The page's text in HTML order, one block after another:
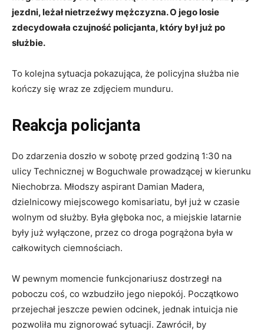
jezdni, leżał nietrzeźwy mężczyzna. O jego losie
zdecydowała czujność policjanta, który był już po
służbie.
To kolejna sytuacja pokazująca, że policyjna służba nie
kończy się wraz ze zdjęciem munduru.
Reakcja policjanta
Do zdarzenia doszło w sobotę przed godziną 1:30 na
ulicy Technicznej w Boguchwale prowadzącej w kierunku
Niechobrza. Młodszy aspirant Damian Madera,
dzielnicowy miejscowego komisariatu, był już w czasie
wolnym od służby. Była głęboka noc, a miejskie latarnie
były już wyłączone, przez co droga pogrążona była w
całkowitych ciemnościach.
W pewnym momencie funkcjonariusz dostrzegł na
poboczu coś, co wzbudziło jego niepokój. Początkowo
przejechał jeszcze pewien odcinek, jednak intuicja nie
pozwoliła mu zignorować sytuacji. Zawrócił, by